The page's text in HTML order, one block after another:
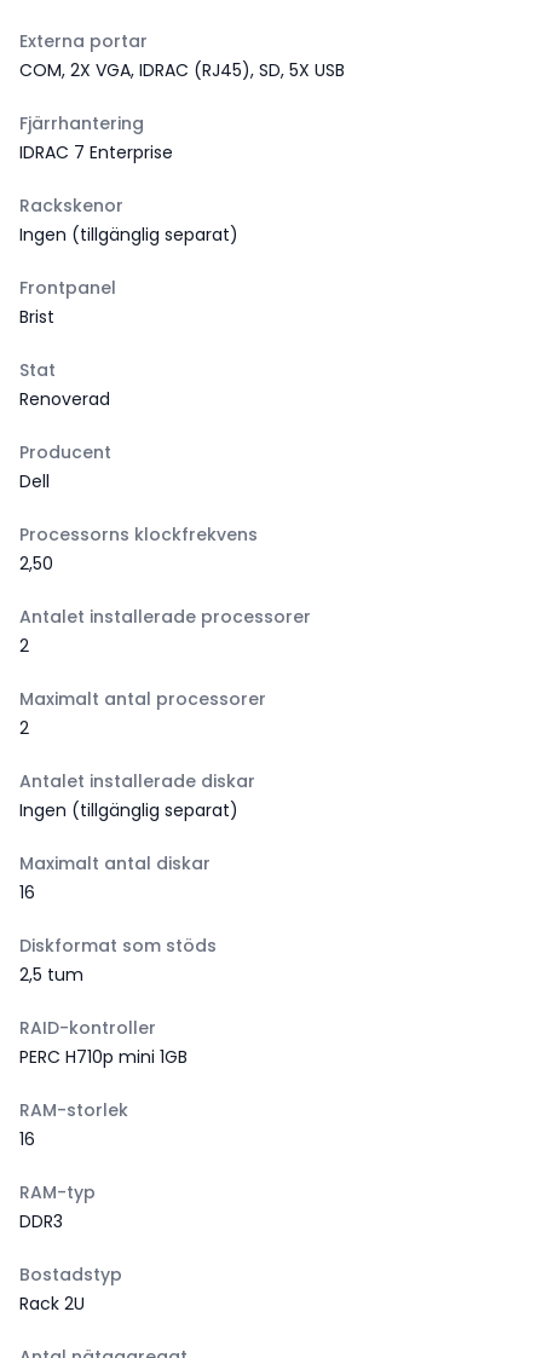
Externa portar
COM, 2X VGA, IDRAC (RJ45), SD, 5X USB
Fjärrhantering
IDRAC 7 Enterprise
Rackskenor
Ingen (tillgänglig separat)
Frontpanel
Brist
Stat
Renoverad
Producent
Dell
Processorns klockfrekvens
2,50
Antalet installerade processorer
2
Maximalt antal processorer
2
Antalet installerade diskar
Ingen (tillgänglig separat)
Maximalt antal diskar
16
Diskformat som stöds
2,5 tum
RAID-kontroller
PERC H710p mini 1GB
RAM-storlek
16
RAM-typ
DDR3
Bostadstyp
Rack 2U